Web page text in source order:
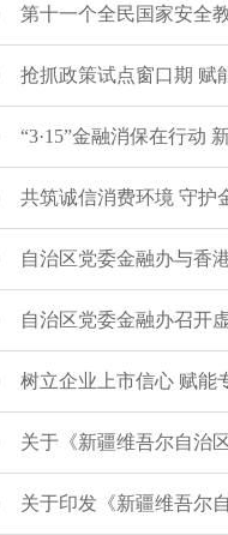
第十一个全民国家安全
抢抓政策试点窗口期
“3·15”金融消保在行动
共筑诚信消费环境 守护
自治区党委金融办与香
自治区党委金融办召开
树立企业上市信心 赋能
关于《新疆维吾尔自治
关于印发《新疆维吾尔